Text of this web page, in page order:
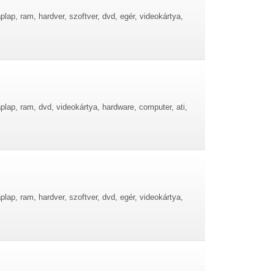
ram, hardver, szoftver, dvd, egér, videokártya,
ram, dvd, videokártya, hardware, computer, ati,
ram, hardver, szoftver, dvd, egér, videokártya,